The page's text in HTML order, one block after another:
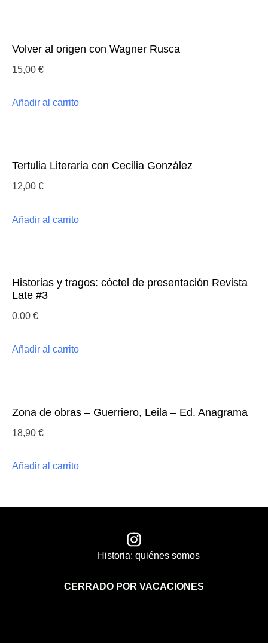
Volver al origen con Wagner Rusca
15,00 €
Añadir al carrito
Tertulia Literaria con Cecilia González
12,00 €
Añadir al carrito
Historias y tragos: cóctel de presentación Revista
Late #3
0,00 €
Añadir al carrito
Zona de obras – Guerriero, Leila – Ed. Anagrama
18,90 €
Añadir al carrito
Historia: quiénes somos
CERRADO POR VACACIONES